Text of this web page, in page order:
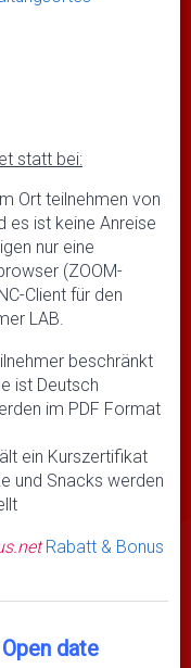
statt bei:
Ort teilnehmen von
es ist keine Anreise
nur eine
(ZOOM-
Client für den
LAB.
beschränkt
ist Deutsch
im PDF Format
ein Kurszertifikat
und Snacks werden
Rabatt & Bonus
date